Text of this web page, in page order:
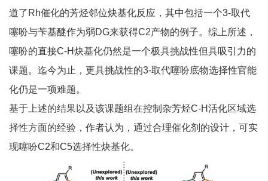
道了Rh催化的芳烃邻位炔基化反应，其中包括一个3-取代
噻吩与苄基醚作为弱DG来获得C2产物的例子。综上所述，
噻吩的直接C-H炔基化仍然是一个极具挑战性但具吸引力的
课题。迄今为止，更具挑战性的3-取代噻吩底物选择性官能
化仍是一项难题。
基于上述的结果以及该课题组在控制杂芳烃C-H活化区域选
择性方面的经验，作者认为，通过合理催化剂的设计，可实
现噻吩C2和C5选择性炔基化。